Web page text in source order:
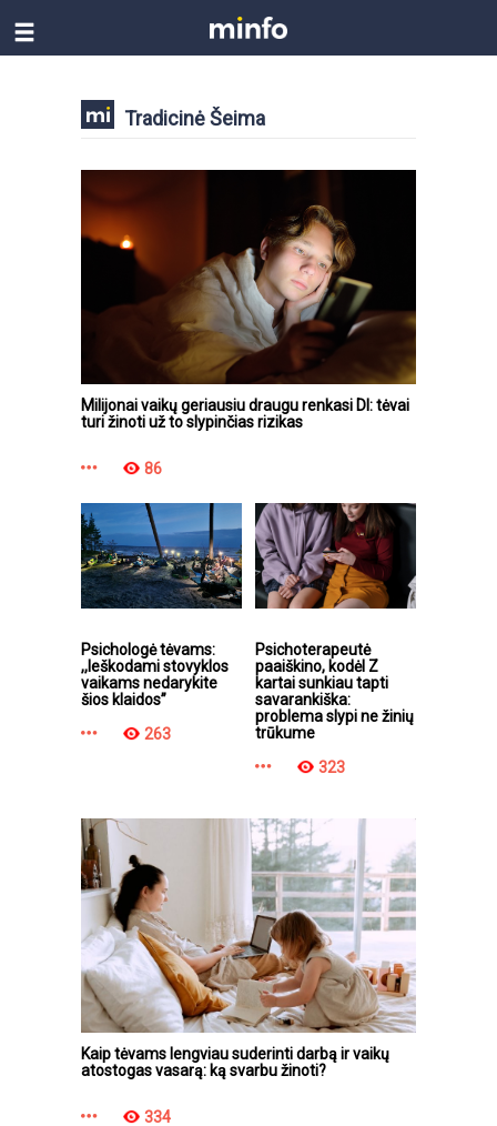
Tradicinė Šeima
Milijonai vaikų geriausiu draugu renkasi DI: tėvai
turi žinoti už to slypinčias rizikas
86
Psichologė tėvams:
,,Ieškodami stovyklos
vaikams nedarykite
šios klaidos”
263
Psichoterapeutė
paaiškino, kodėl Z
kartai sunkiau tapti
savarankiška:
problema slypi ne žinių
trūkume
323
Kaip tėvams lengviau suderinti darbą ir vaikų
atostogas vasarą: ką svarbu žinoti?
334